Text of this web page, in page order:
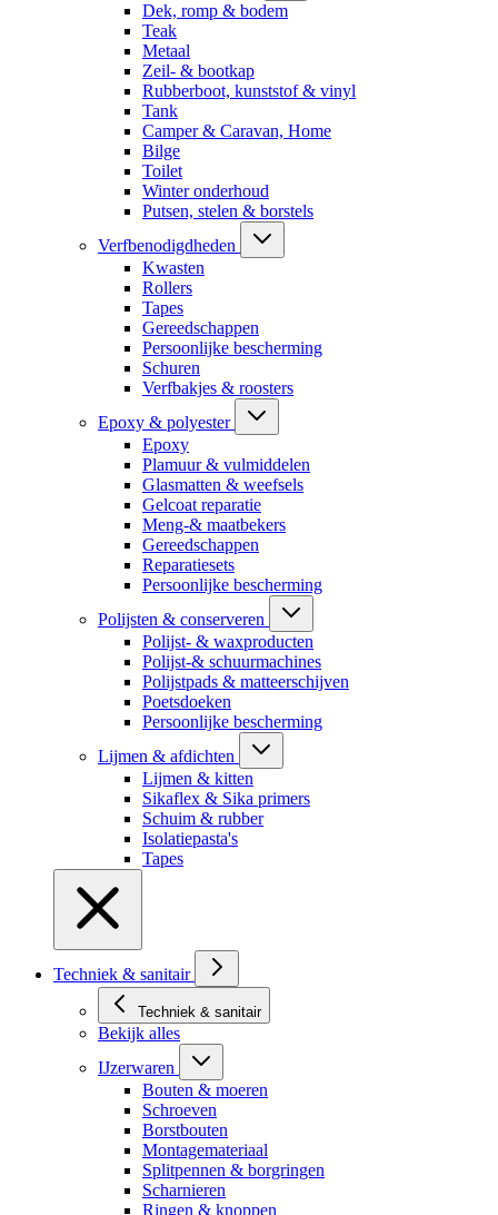
Dek, romp & bodem
Teak
Metaal
Zeil- & bootkap
Rubberboot, kunststof & vinyl
Tank
Camper & Caravan, Home
Bilge
Toilet
Winter onderhoud
Putsen, stelen & borstels
Verfbenodigdheden
Kwasten
Rollers
Tapes
Gereedschappen
Persoonlijke bescherming
Schuren
Verfbakjes & roosters
Epoxy & polyester
Epoxy
Plamuur & vulmiddelen
Glasmatten & weefsels
Gelcoat reparatie
Meng-& maatbekers
Gereedschappen
Reparatiesets
Persoonlijke bescherming
Polijsten & conserveren
Polijst- & waxproducten
Polijst-& schuurmachines
Polijstpads & matteerschijven
Poetsdoeken
Persoonlijke bescherming
Lijmen & afdichten
Lijmen & kitten
Sikaflex & Sika primers
Schuim & rubber
Isolatiepasta's
Tapes
Techniek & sanitair
Techniek & sanitair
Bekijk alles
IJzerwaren
Bouten & moeren
Schroeven
Borstbouten
Montagemateriaal
Splitpennen & borgringen
Scharnieren
Ringen & knoppen